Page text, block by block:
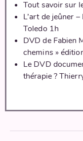
Tout savoir sur
L’art de jeûner
Toledo 1h
DVD de Fabien
chemins »
Le DVD
thérapie ?